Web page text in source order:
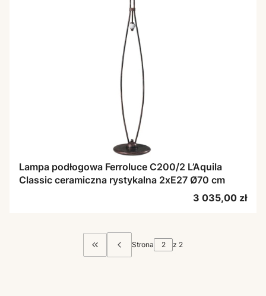
Lampa podłogowa Ferroluce C200/2 L’Aquila
Classic ceramiczna rystykalna 2xE27 Ø70 cm
Cena
3 035,00 zł
Wróć do pierwszej strony z produktami
Strona z 2